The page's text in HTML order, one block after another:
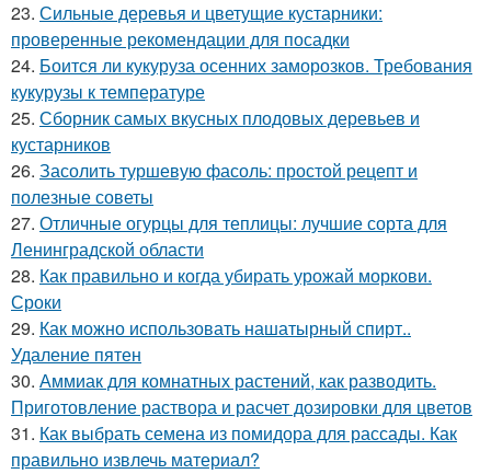
23. Сильные деревья и цветущие кустарники:
проверенные рекомендации для посадки
24. Боится ли кукуруза осенних заморозков. Требования
кукурузы к температуре
25. Сборник самых вкусных плодовых деревьев и
кустарников
26. Засолить туршевую фасоль: простой рецепт и
полезные советы
27. Отличные огурцы для теплицы: лучшие сорта для
Ленинградской области
28. Как правильно и когда убирать урожай моркови.
Сроки
29. Как можно использовать нашатырный спирт..
Удаление пятен
30. Аммиак для комнатных растений, как разводить.
Приготовление раствора и расчет дозировки для цветов
31. Как выбрать семена из помидора для рассады. Как
правильно извлечь материал?